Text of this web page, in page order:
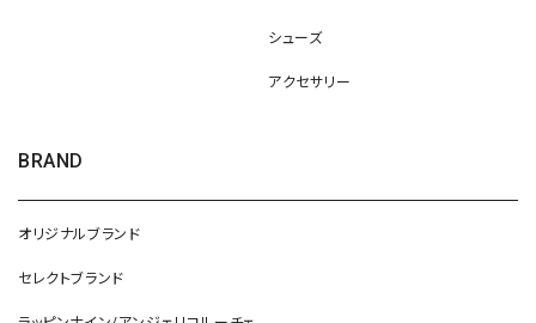
シューズ
アクセサリー
BRAND
オリジナルブランド
セレクトブランド